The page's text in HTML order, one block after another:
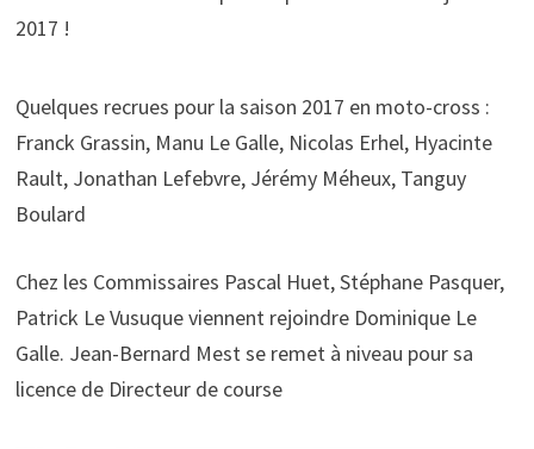
2017 !
Quelques recrues pour la saison 2017 en moto-cross :
Franck Grassin, Manu Le Galle, Nicolas Erhel, Hyacinte
Rault, Jonathan Lefebvre, Jérémy Méheux, Tanguy
Boulard
Chez les Commissaires Pascal Huet, Stéphane Pasquer,
Patrick Le Vusuque viennent rejoindre Dominique Le
Galle. Jean-Bernard Mest se remet à niveau pour sa
licence de Directeur de course